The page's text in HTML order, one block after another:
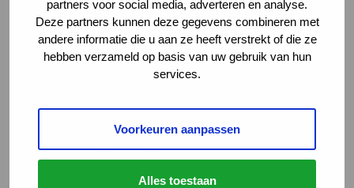
partners voor social media, adverteren en analyse.
Deze partners kunnen deze gegevens combineren met
andere informatie die u aan ze heeft verstrekt of die ze
hebben verzameld op basis van uw gebruik van hun
services.
Voorkeuren aanpassen
Alles toestaan
Altijd op de hoogte van de laatste
ontwikkelingen
met een spierziekte
Advies en tips van
ervaringsdeskundigen en experts
Hulp bij toegang tot zorg en